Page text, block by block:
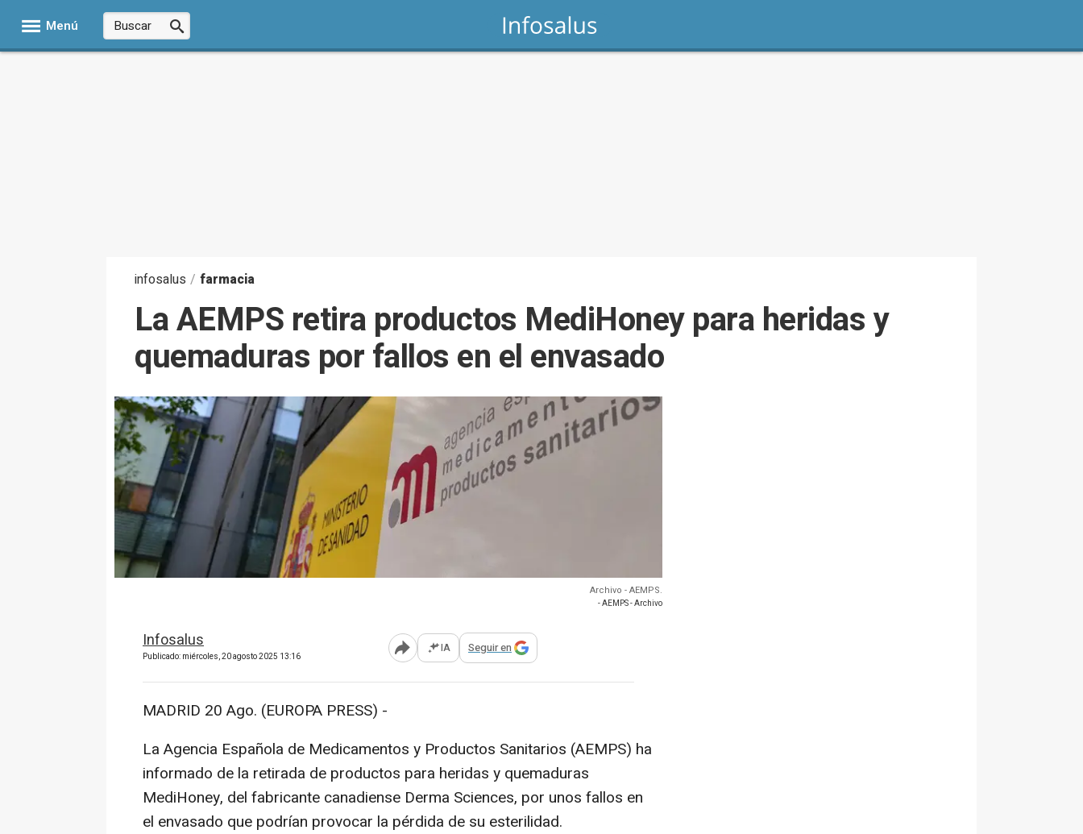
Menú
infosalus / farmacia
La AEMPS retira productos MediHoney para heridas y
quemaduras por fallos en el envasado
Archivo - AEMPS.
- AEMPS - Archivo
Infosalus
Publicado: miércoles, 20 agosto 2025 13:16 Abrir opciones para compartir
IA Seguir en
MADRID 20 Ago. (EUROPA PRESS) -
La Agencia Española de Medicamentos y Productos Sanitarios (AEMPS) ha
informado de la retirada de productos para heridas y quemaduras
MediHoney, del fabricante canadiense Derma Sciences, por unos fallos en
el envasado que podrían provocar la pérdida de su esterilidad.